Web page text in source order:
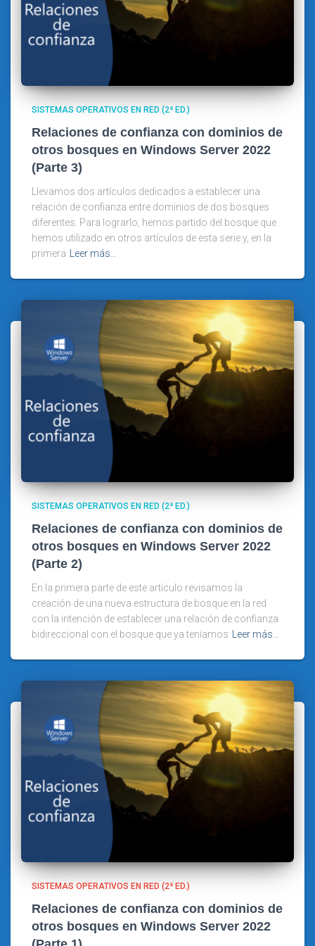
SISTEMAS OPERATIVOS EN RED (2ª ED.)
Relaciones de confianza con dominios de
otros bosques en Windows Server 2022
(Parte 3)
Llevamos dos artículos dedicados a establecer una
relación de confianza entre dominios de dos bosques
diferentes. Para lograrlo, hemos partido del bosque que
hemos utilizado en otros artículos de esta serie y, en la
primera
Leer más…
SISTEMAS OPERATIVOS EN RED (2ª ED.)
Relaciones de confianza con dominios de
otros bosques en Windows Server 2022
(Parte 2)
En la primera parte de este artículo revisamos la
creación de una nueva estructura de bosque en la red
con la intención de establecer una relación de confianza
bidireccional con el bosque que ya teníamos
Leer más…
SISTEMAS OPERATIVOS EN RED (2ª ED.)
Relaciones de confianza con dominios de
otros bosques en Windows Server 2022